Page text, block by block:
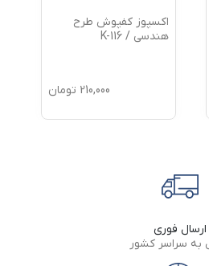
اکسپوز کفپوش طرح
هندسی / K-116
210,000 تومان
ارسال فوری
به سراسر کشور